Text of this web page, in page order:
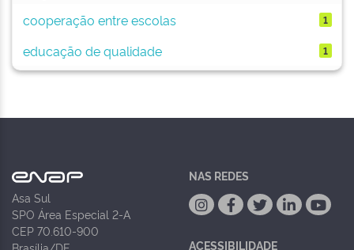
cooperação entre escolas
1
educação de qualidade 1
Asa Sul
SPO Área Especial 2-A
CEP 70.610-900
NAS REDES
ACESSIBILIDADE